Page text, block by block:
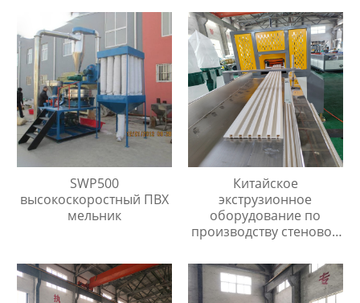
SWP500
высокоскоростный ПВХ
мельник
Китайское
экструзионное
оборудование по
производству стеновой